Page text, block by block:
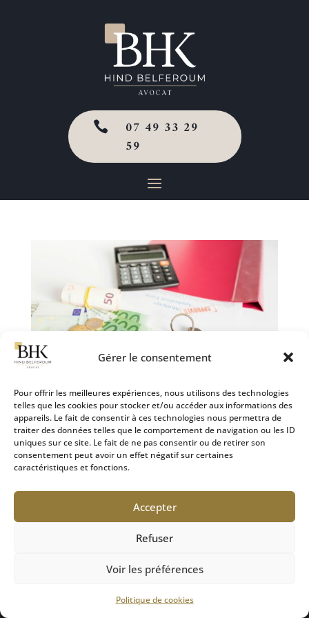
Gérer le consentement
Pour offrir les meilleures expériences, nous utilisons des technologies
telles que les cookies pour stocker et/ou accéder aux informations des
appareils. Le fait de consentir à ces technologies nous permettra de
traiter des données telles que le comportement de navigation ou les ID
uniques sur ce site. Le fait de ne pas consentir ou de retirer son
consentement peut avoir un effet négatif sur certaines
caractéristiques et fonctions.
Accepter
Refuser
Voir les préférences
Politique de cookies

07 49 33 29
59
La prestation compensatoire : un outil de rééquilibrage
des conditions de vie après le divorce
28 Sep 2024|Divorce
compensatoire a pour objectif de corriger, autant
que possible, les déséquilibres financiers créés par
la rupture du mariage dans les conditions de vie